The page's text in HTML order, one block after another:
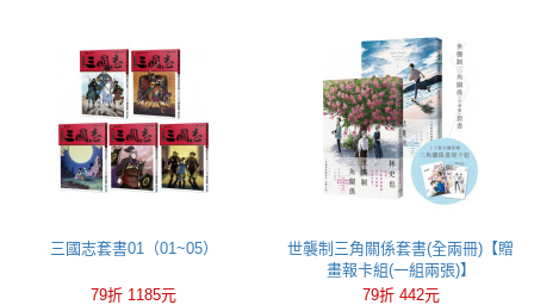
三國志套書01（01~05）
79折 1185元
世襲制三角關係套書(全兩冊)【贈
畫報卡組(一組兩張)】
79折 442元